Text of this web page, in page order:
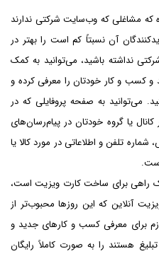
مشاغلی که وب‌سایت شرکتی ندارند
آن نسبتاً کم است را بهتر در
نداشته باشید، می‌توانید به کمک
کسب و کار خودتان را معرفی کرده و
می‌توانید به صفحه پروفایلی که در
یا گروه خودتان در پیام‌رسان‌های
تلفن و اطلاعاتی در مورد کالا یا
راهی برای ساخت کارت ویزیت است،
آنلاین که این روزها محبوب‌تر از
برای معرفی کسب و کارهای جدید و
هستند را به صورت کاملاً رایگان